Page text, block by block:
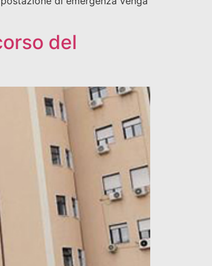
del